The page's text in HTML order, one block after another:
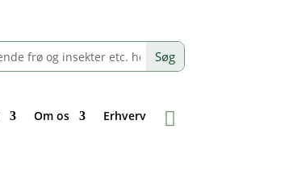
Om os Erhverv